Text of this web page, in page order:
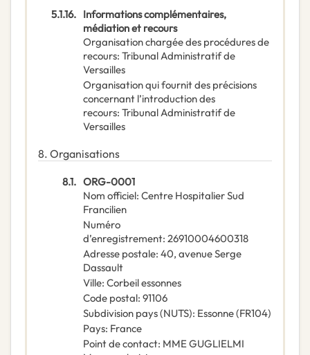
5.1.16. Informations complémentaires,
médiation et recours
Organisation chargée des procédures de
recours: Tribunal Administratif de
Versailles
Organisation qui fournit des précisions
concernant l’introduction des
recours: Tribunal Administratif de
Versailles
8. Organisations
8.1. ORG-0001
Nom officiel: Centre Hospitalier Sud
Francilien
Numéro
d’enregistrement: 26910004600318
Adresse postale: 40, avenue Serge
Dassault
Ville: Corbeil essonnes
Code postal: 91106
Subdivision pays (NUTS): Essonne(FR104)
Pays: France
Point de contact: MME GUGLIELMI